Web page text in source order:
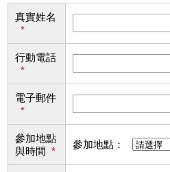
真實姓名
*
行動電話
*
電子郵件
*
參加地點
與時間 *
參加地點：